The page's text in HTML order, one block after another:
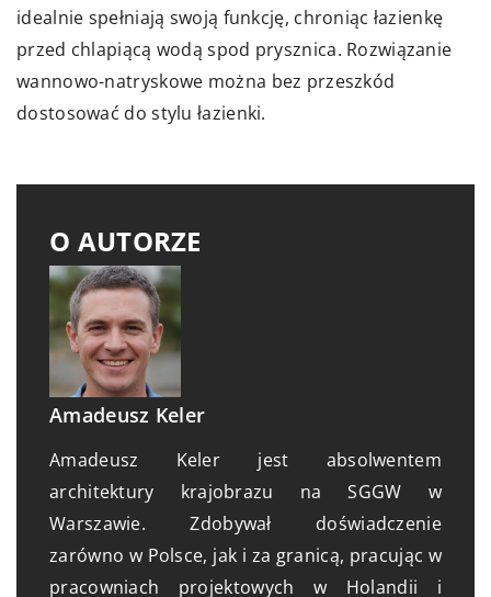
idealnie spełniają swoją funkcję, chroniąc łazienkę
przed chlapiącą wodą spod prysznica. Rozwiązanie
wannowo-natryskowe można bez przeszkód
dostosować do stylu łazienki.
O AUTORZE
Amadeusz Keler
Amadeusz Keler jest absolwentem
architektury krajobrazu na SGGW w
Warszawie. Zdobywał doświadczenie
zarówno w Polsce, jak i za granicą, pracując w
pracowniach projektowych w Holandii i